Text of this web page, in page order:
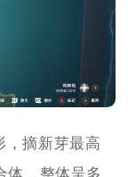
，摘新芽最高
体，整体呈多